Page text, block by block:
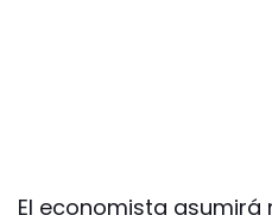
El economista asumirá